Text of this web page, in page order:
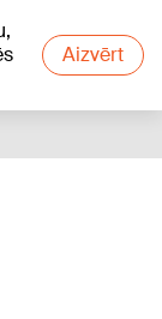
Aizvērt